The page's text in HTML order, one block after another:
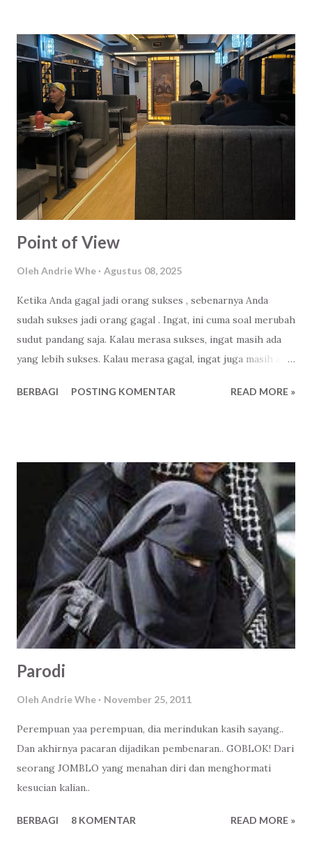
seperti Penelope. Semingguan ini saya diingatkan lagi
tentang makna pernikahan, apa itu ikatan. Baik dari internal
maupun eksternal. Ada yang baru saja ditinggal meninggal.
Ada yang baru memulai perjalanan. Ada yang sedang lucu-
lucunya merawat anak titipan Tuhan. Ada yang berpisah
karena ternyata berbeda tujuan. Ada juga yang baru memulai
dari awal setelah berpisah, lalu bersama dengan jiwa yang
baru dikenal. Ada juga yang masih dalam tahap penantian.
Dan ada - ada yang lainnya, kemudian. Bagi saya sen...
Point of View
Oleh Andrie Whe Agustus 08, 2025
Ketika Anda gagal jadi orang sukses , sebenarnya Anda
sudah sukses jadi orang gagal . Ingat, ini cuma soal merubah
sudut pandang saja. Kalau merasa sukses, ingat masih ada
yang lebih sukses. Kalau merasa gagal, ingat juga masih ada
pandang saja. Jadi, hiduplah biasa saja, tidak perlu jumawa
orang miskin mati.. Raja - raja mati, orang biasa mati.. Lah,
kok malah nyanyi.
BERBAGI POSTING KOMENTAR READ MORE »
Parodi
Oleh Andrie Whe November 25, 2011
Perempuan yaa perempuan, dia merindukan kasih sayang..
Dan akhirnya pacaran dijadikan pembenaran.. GOBLOK! Dari
seorang JOMBLO yang menahan diri dan menghormati
kesucian kalian..
BERBAGI 8 KOMENTAR READ MORE »